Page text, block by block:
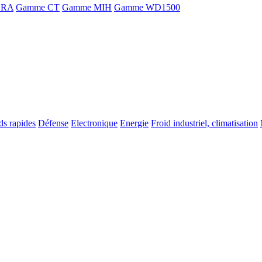
Gamme CT Gamme MIH Gamme WD1500
rapides Défense Electronique Energie Froid industriel, climatisation